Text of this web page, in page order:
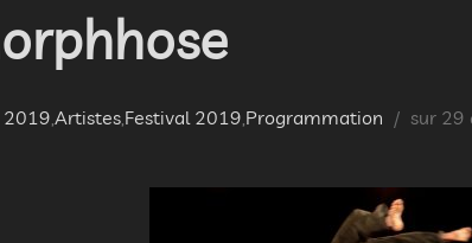
2019,Artistes,Festival 2019,Programmation sur 29